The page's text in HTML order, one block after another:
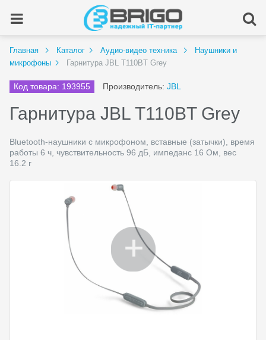
Главная Каталог Аудио-видео техника
Наушники и
микрофоны
Гарнитура JBL T110BT Grey
Код товара: 193955 Производитель: JBL
Гарнитура JBL T110BT Grey
Bluetooth-наушники с микрофоном, вставные (затычки), время
работы 6 ч, чувствительность 96 дБ, импеданс 16 Ом, вес
16.2 г